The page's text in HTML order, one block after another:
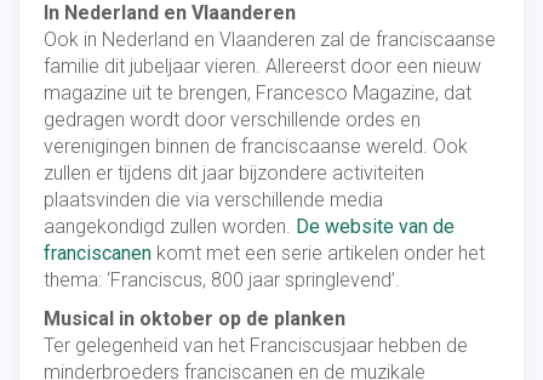
In Nederland en Vlaanderen
Ook in Nederland en Vlaanderen zal de franciscaanse
familie dit jubeljaar vieren. Allereerst door een nieuw
magazine uit te brengen, Francesco Magazine, dat
gedragen wordt door verschillende ordes en
verenigingen binnen de franciscaanse wereld. Ook
zullen er tijdens dit jaar bijzondere activiteiten
plaatsvinden die via verschillende media
aangekondigd zullen worden. De website van de
franciscanen komt met een serie artikelen onder het
thema: ‘Franciscus, 800 jaar springlevend’.
Musical in oktober op de planken
Ter gelegenheid van het Franciscusjaar hebben de
minderbroeders franciscanen en de muzikale